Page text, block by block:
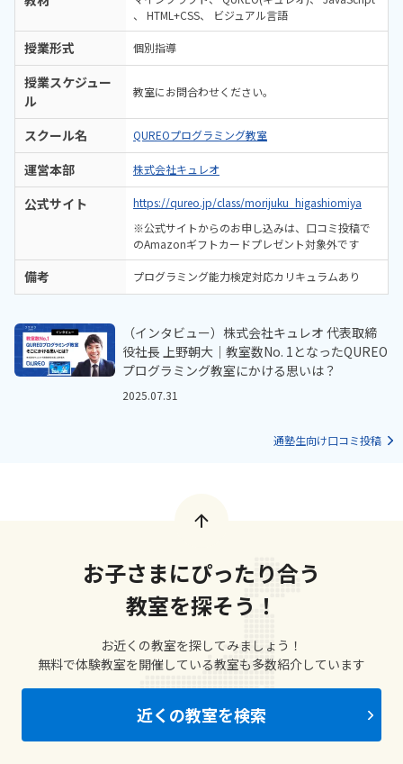
HTML+CSS
ビジュアル言語
授業形式 個別指導
授業スケジュー
ル
教室にお問合わせください。
スクール名 QUREOプログラミング教室
運営本部 株式会社キュレオ
公式サイト
https://qureo.jp/class/morijuku_higashiomiya
※公式サイトからのお申し込みは、口コミ投稿で
のAmazonギフトカードプレゼント対象外です
備考 プログラミング能力検定対応カリキュラムあり
（インタビュー）株式会社キュレオ 代表取締
役社長 上野朝大｜教室数No. 1となったQUREO
プログラミング教室にかける思いは？
2025.07.31
通塾生向け口コミ投稿
お子さまにぴったり合う
教室を探そう！
お近くの教室を探してみましょう！
無料で体験教室を開催している教室も多数紹介しています
近くの教室を検索